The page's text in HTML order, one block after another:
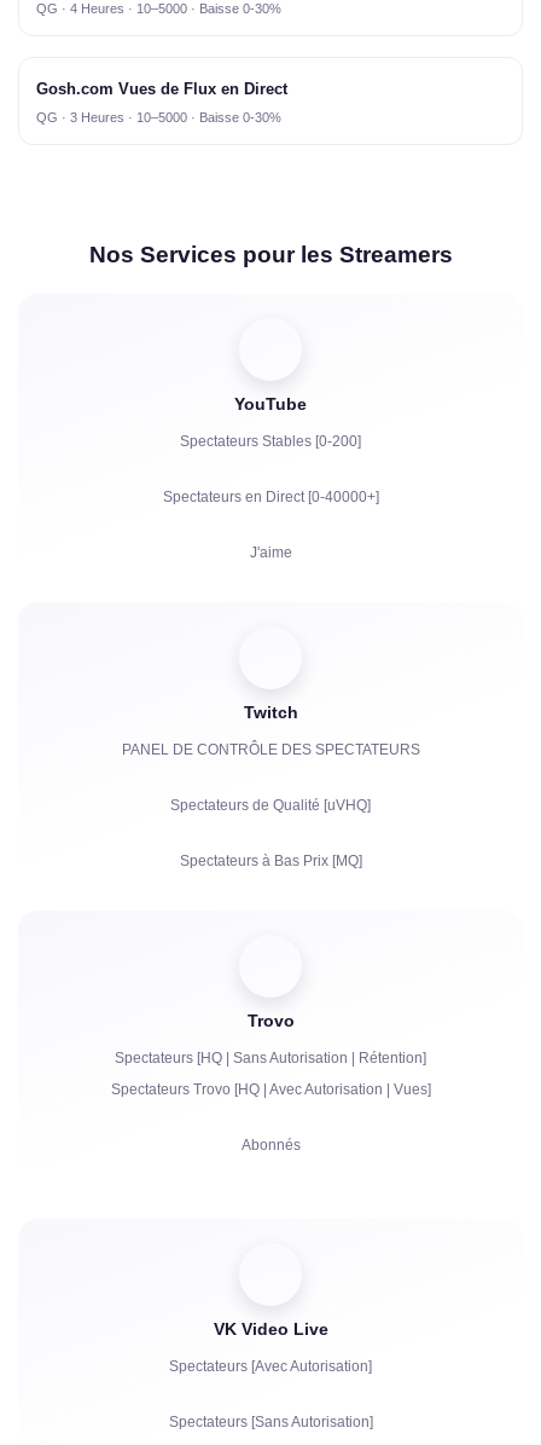
QG · 4 Heures · 10–5000 · Baisse 0-30%
Gosh.com Vues de Flux en Direct
QG · 3 Heures · 10–5000 · Baisse 0-30%
Nos Services pour les Streamers
YouTube
Spectateurs Stables [0-200]
Spectateurs en Direct [0-40000+]
J'aime
Heures de Visionnage pour YouTube
Twitch
PANEL DE CONTRÔLE DES SPECTATEURS
Spectateurs de Qualité [uVHQ]
Spectateurs à Bas Prix [MQ]
Bits | Abonnements Payants | Primes
Bots de chat
Communication en Direct dans le Chat
Réclamations
Trovo
Spectateurs [HQ | Sans Autorisation | Rétention]
Spectateurs Trovo [HQ | Avec Autorisation | Vues]
Abonnés
VK Video Live
Spectateurs [Avec Autorisation]
Spectateurs [Sans Autorisation]